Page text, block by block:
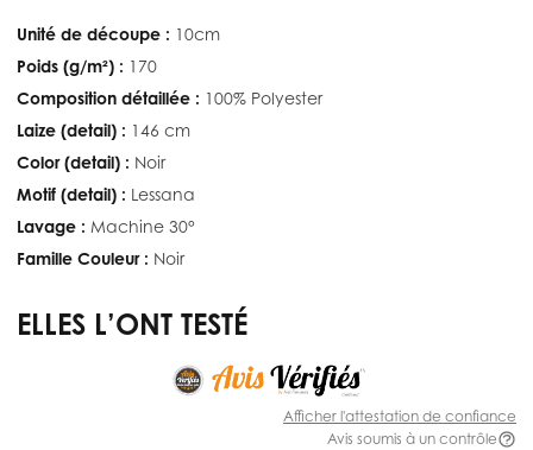
Unité de découpe : 10cm
Poids (g/m²) : 170
Composition détaillée : 100% Polyester
Laize (detail) : 146 cm
Color (detail) : Noir
Motif (detail) : Lessana
Lavage : Machine 30°
Famille Couleur : Noir
ELLES L’ONT TESTÉ
Afficher l'attestation de confiance
Avis soumis à un contrôle